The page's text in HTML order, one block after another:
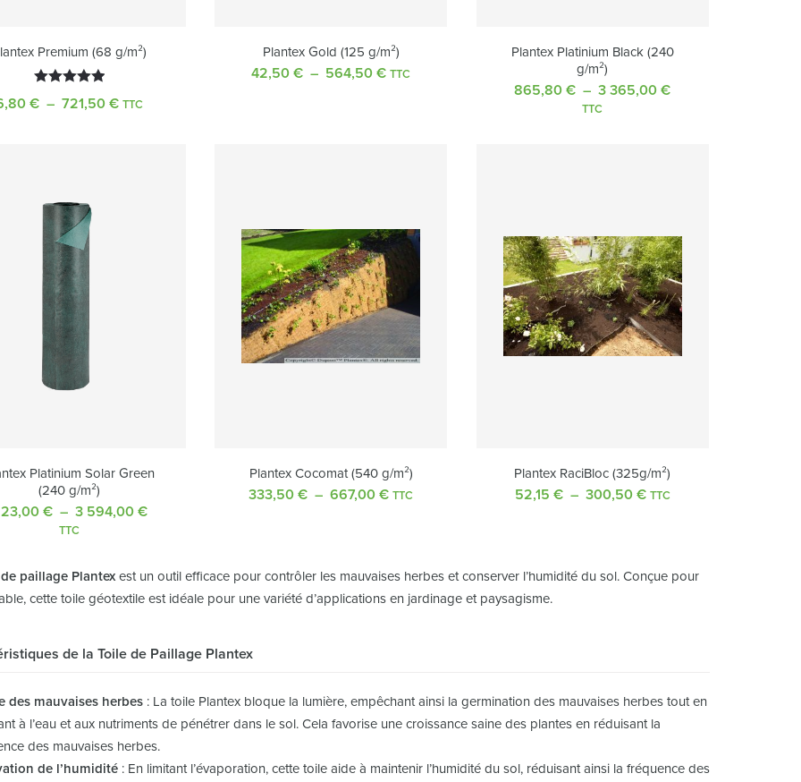
Premium (68 g/m²)
€ – 721,50€ Plage
TTC
Plantex Gold (125 g/m²)
42,50€ – 564,50€ Plage
TTC
Plantex Platinium Black (240
g/m²)
865,80€ – 3 365,00€
TTC
Platinium Solar Green
(240 g/m²)
€ – 3 594,00 €Plage
à
3
TTC
Plantex Cocomat (540 g/m²)
333,50€ – 667,00€ Plage
667,00 €
TTC
Plantex RaciBloc (325g/m²)
52,15 € – 300,50 €Plage
300,50 €
TTC
paillage Plantexest un outil efficace pour contrôler les mauvaises herbes et conserver l’humidité du sol. Conçue pour
cette toile géotextile est idéale pour une variété d’applications en jardinage et paysagisme.
de la Toile de Paillage Plantex
des mauvaises herbes: La toile Plantex bloque la lumière, empêchant ainsi la germination des mauvaises herbes tout en
à l’eau et aux nutriments de pénétrer dans le sol. Cela favorise une croissance saine des plantes en réduisant la
des mauvaises herbes.
de l’humidité: En limitant l’évaporation, cette toile aide à maintenir l’humidité du sol, réduisant ainsi la fréquence des